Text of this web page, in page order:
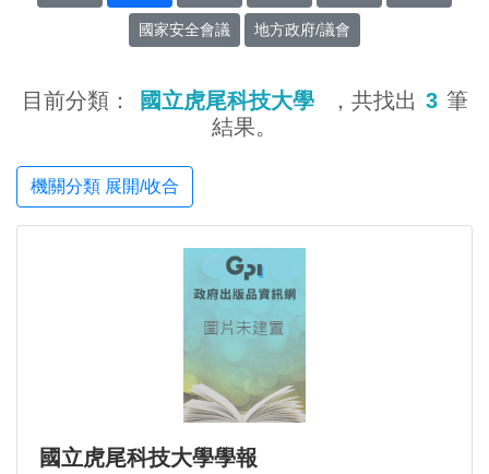
國家安全會議 地方政府/議會
目前分類： 國立虎尾科技大學 ，共找出 3 筆
結果。
機關分類 展開/收合
國立虎尾科技大學學報